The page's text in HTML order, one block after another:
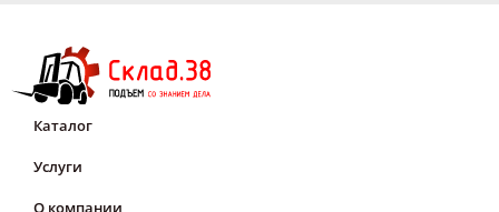
Каталог
Услуги
О компании